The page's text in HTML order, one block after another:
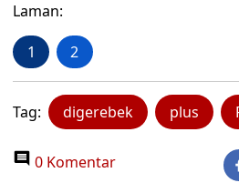
Laman:
1 2
Tag: digerebek plus
0 Komentar